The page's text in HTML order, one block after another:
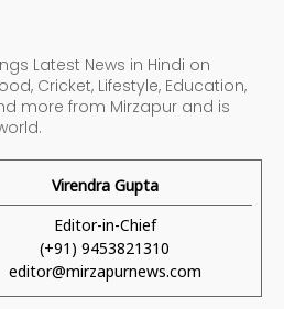
Latest News in Hindi on
Cricket, Lifestyle, Education,
more from Mirzapur and is
Virendra Gupta
Editor-in-Chief
(+91) 9453821310
editor@mirzapurnews.com